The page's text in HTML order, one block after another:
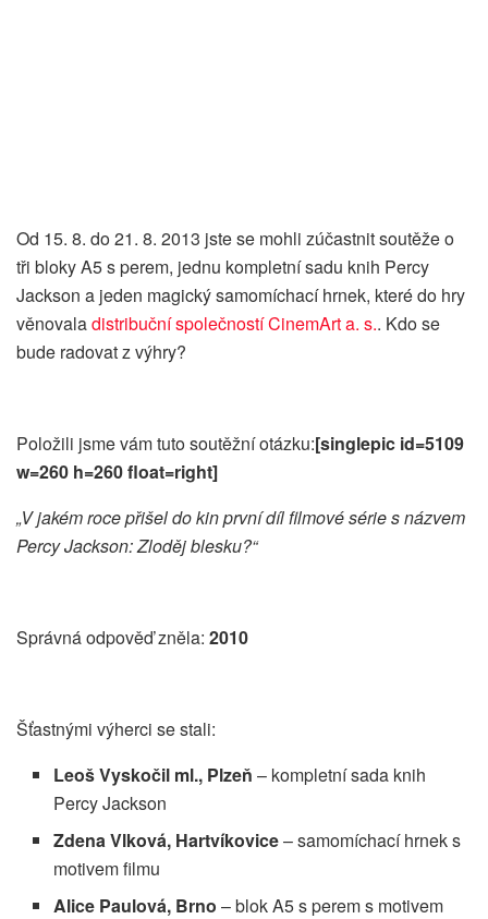
Od 15. 8. do 21. 8. 2013 jste se mohli zúčastnit soutěže o
tři bloky A5 s perem, jednu kompletní sadu knih Percy
Jackson a jeden magický samomíchací hrnek, které do hry
věnovaladistribuční společností CinemArt a. s.. Kdo se
bude radovat z výhry?
Položili jsme vám tuto soutěžní otázku:[singlepic id=5109
w=260 h=260 float=right]
„V jakém roce přišel do kin první díl filmové série s názvem
Percy Jackson: Zloděj blesku?“
Správná odpověď zněla: 2010
Šťastnými výherci se stali:
Leoš Vyskočil ml., Plzeň – kompletní sada knih
Percy Jackson
Zdena Vlková, Hartvíkovice– samomíchací hrnek s
motivem filmu
Alice Paulová, Brno– blok A5 s perem s motivem